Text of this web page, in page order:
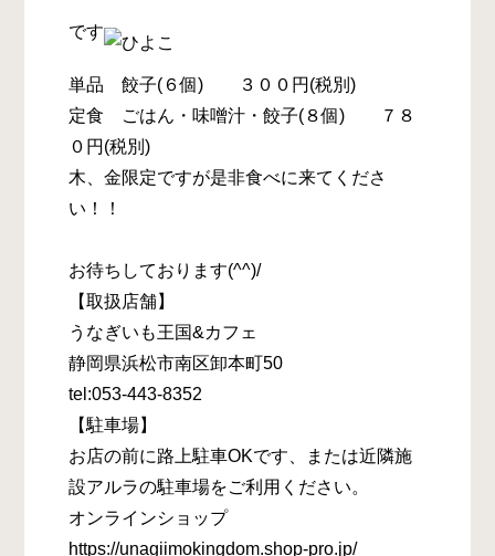
です
単品 餃子(６個) ３００円(税別)
定食 ごはん・味噌汁・餃子(８個) ７８
０円(税別)
木、金限定ですが是非食べに来てくださ
い！！
お待ちしております(^^)/
【取扱店舗】
うなぎいも王国&カフェ
静岡県浜松市南区卸本町50
tel:053-443-8352
【駐車場】
お店の前に路上駐車OKです、または近隣施
設アルラの駐車場をご利用ください。
オンラインショップ
https://unagiimokingdom.shop-pro.jp/